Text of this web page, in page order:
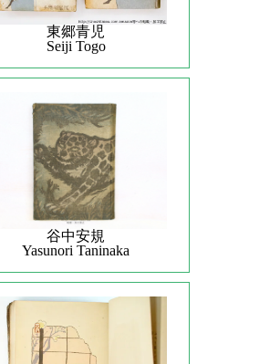
東郷青児
Seiji Togo
谷中安規
Yasunori Taninaka